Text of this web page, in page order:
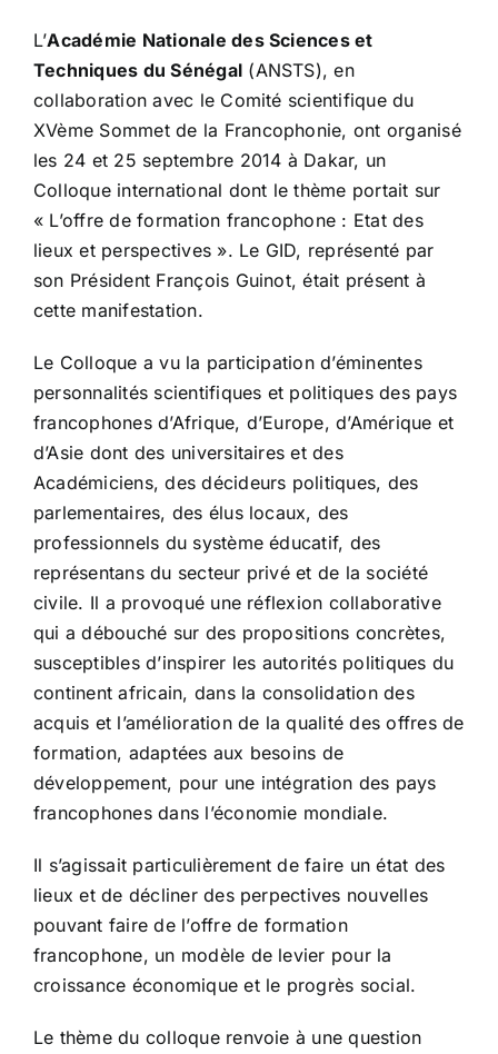
L’Académie Nationale des Sciences et
Techniques du Sénégal (ANSTS), en
collaboration avec le Comité scientifique du
XVème Sommet de la Francophonie, ont organisé
les 24 et 25 septembre 2014 à Dakar, un
Colloque international dont le thème portait sur
« L’offre de formation francophone : Etat des
lieux et perspectives ». Le GID, représenté par
son Président François Guinot, était présent à
cette manifestation.
Le Colloque a vu la participation d’éminentes
personnalités scientifiques et politiques des pays
francophones d’Afrique, d’Europe, d’Amérique et
d’Asie dont des universitaires et des
Académiciens, des décideurs politiques, des
parlementaires, des élus locaux, des
professionnels du système éducatif, des
représentans du secteur privé et de la société
civile. Il a provoqué une réflexion collaborative
qui a débouché sur des propositions concrètes,
susceptibles d’inspirer les autorités politiques du
continent africain, dans la consolidation des
acquis et l’amélioration de la qualité des offres de
formation, adaptées aux besoins de
développement, pour une intégration des pays
francophones dans l’économie mondiale.
Il s’agissait particulièrement de faire un état des
lieux et de décliner des perpectives nouvelles
pouvant faire de l’offre de formation
francophone, un modèle de levier pour la
croissance économique et le progrès social.
Le thème du colloque renvoie à une question